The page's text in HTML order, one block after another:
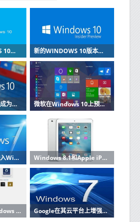
立即安装WINDOWS 10的2019年8月更新 新的WINDOWS 10版本增加了GPU临时监控桌面重命名和设置更新
Amazon Alexa有望成为Windows 10 PC上的强大业务工具 微软在Windows 10上预览节省空间的OneDrive功能
电子表格共同创作进入Windows Desktop上的Microsoft Excel Windows 8.1和Apple iPad的OneNote笔记应用程序现在可以分析笔迹
使用UxStyle在Windows 7上安装应用自定义主题 Google在其云平台上增强了对Windows的支持